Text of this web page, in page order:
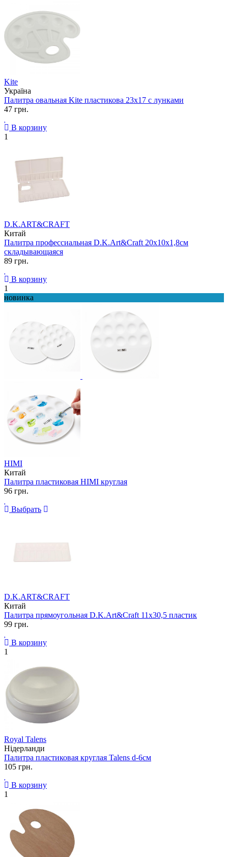
Kite
Україна
Палитра овальная Kite пластикова 23x17 с лунками
47 грн.
В корзину
1
D.K.ART&CRAFT
Китай
Палитра профессиальная D.K.Art&Craft 20х10х1,8см
складывающаяся
89 грн.
В корзину
1
новинка
HIMI
Китай
Палитра пластиковая HIMI круглая
96 грн.
Выбрать
D.K.ART&CRAFT
Китай
Палитра прямоугольная D.K.Art&Craft 11х30,5 пластик
99 грн.
В корзину
1
Royal Talens
Нідерланди
Палитра пластиковая круглая Talens d-6см
105 грн.
В корзину
1